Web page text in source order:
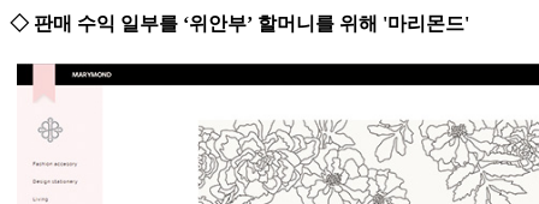
◇ 판매 수익 일부를 ‘위안부’ 할머니를 위해 '마리몬드'